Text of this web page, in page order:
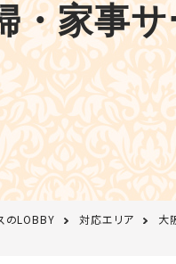
・家事
のLOBBY 対応エリア 大